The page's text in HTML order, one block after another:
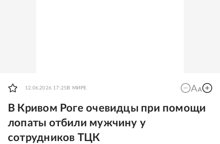
12.06.2026 17:25 В МИРЕ
В Кривом Роге очевидцы при помощи
лопаты отбили мужчину у
сотрудников ТЦК